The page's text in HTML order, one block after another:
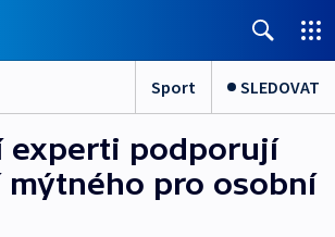
Sport SLEDOVAT
experti podporují
mýtného pro osobní